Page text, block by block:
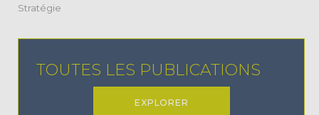
Stratégie
TOUTES LES PUBLICATIONS
EXPLORER